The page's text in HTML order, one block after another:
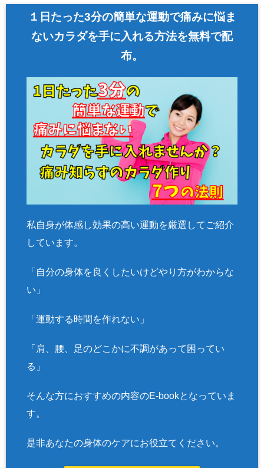
１日たった3分の簡単な運動で痛みに悩ま
ないカラダを手に入れる方法を無料で配
布。
私自身が体感し効果の高い運動を厳選してご紹介
しています。
「自分の身体を良くしたいけどやり方がわからな
い」
「運動する時間を作れない」
「肩、腰、足のどこかに不調があって困ってい
る」
そんな方におすすめの内容のE-bookとなっていま
す。
是非あなたの身体のケアにお役立てください。